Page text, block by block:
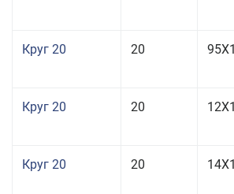
Круг 20 20
Круг 20 20
Круг 20 20